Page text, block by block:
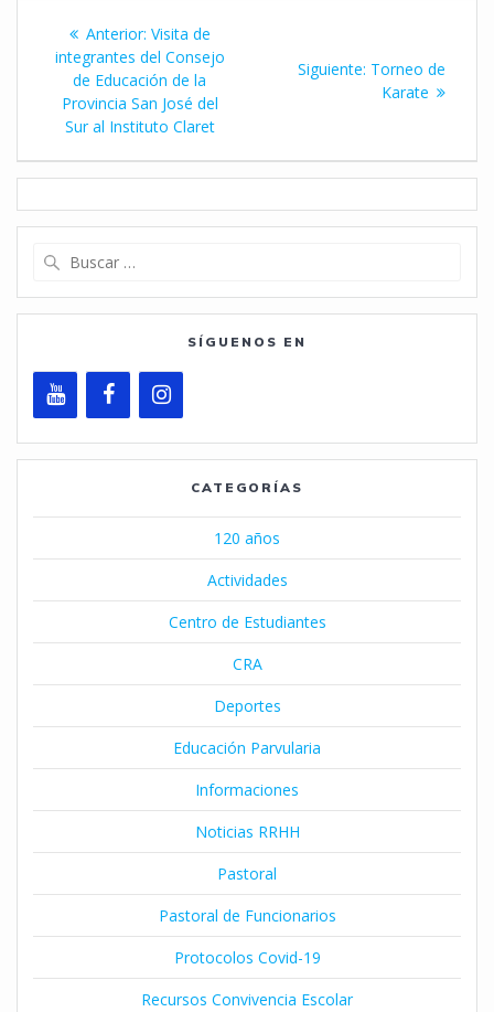
Navegación
de
entradas
Anterior: Entrada
anterior:
Visita de
integrantes del Consejo
de Educación de la
Provincia San José del
Sur al Instituto Claret
Siguiente: Siguiente
entrada:
Torneo de
Karate
SÍGUENOS EN
CATEGORÍAS
120 años
Actividades
Centro de Estudiantes
CRA
Deportes
Educación Parvularia
Informaciones
Noticias RRHH
Pastoral
Pastoral de Funcionarios
Protocolos Covid-19
Recursos Convivencia Escolar